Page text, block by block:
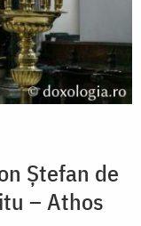
Ștefan de
– Athos